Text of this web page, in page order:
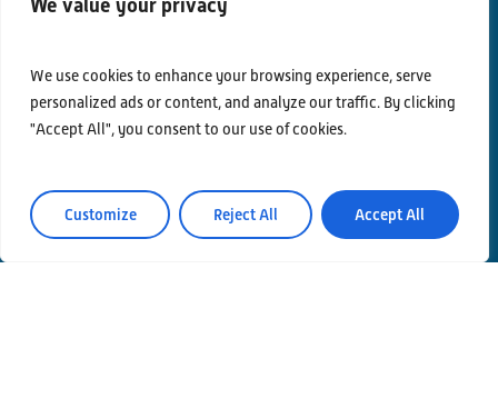
We value your privacy
We use cookies to enhance your browsing experience, serve
personalized ads or content, and analyze our traffic. By clicking
"Accept All", you consent to our use of cookies.
Customize Reject All Accept All
Privacy Policy
Area Riservata